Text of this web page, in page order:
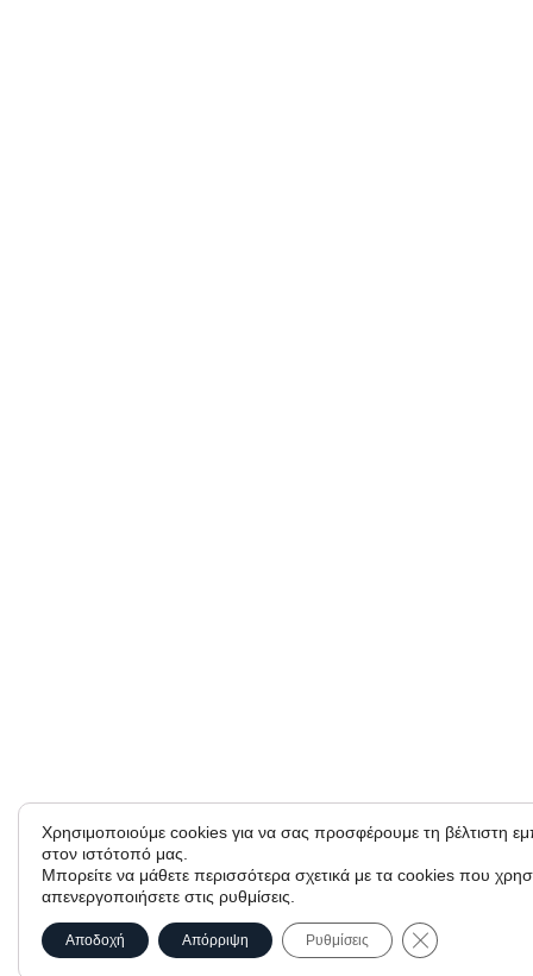
Χρησιμοποιούμε cookies για να σας προσφέρουμε τη βέλτιστη
στον ιστότοπό μας.
Μπορείτε να μάθετε περισσότερα σχετικά με τα cookies που
απενεργοποιήσετε στις ρυθμίσεις.
Αποδοχή Απόρριψη Ρυθμίσεις Κλείσιμο του